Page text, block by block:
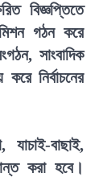
বিজ্ঞপ্তিতে
গঠন করে
সাংবাদিক
নির্বাচনের
বাছাই,
করা হবে।